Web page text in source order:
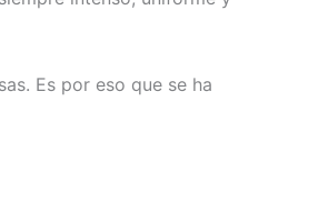
Es por eso que se ha